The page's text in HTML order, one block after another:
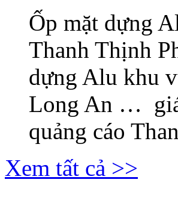
Ốp mặt dựng
Thanh Thịnh
dựng Alu khu
Long An …
quảng cáo
Xem tất cả >>